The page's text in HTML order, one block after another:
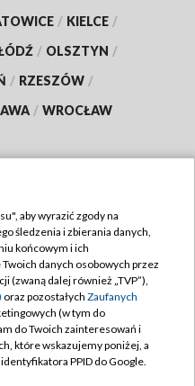
/ KIELCE /
/ OLSZTYN /
/ RZESZÓW /
/ WROCŁAW
TVP
aby wyrazić zgody na
śledzenia i zbierania danych,
końcowym i ich
danych osobowych przez
(zwaną dalej również „TVP”),
oraz pozostałych Zaufanych
(w tym do
do Twoich zainteresowań i
które wskazujemy poniżej, a
PPID do Google.